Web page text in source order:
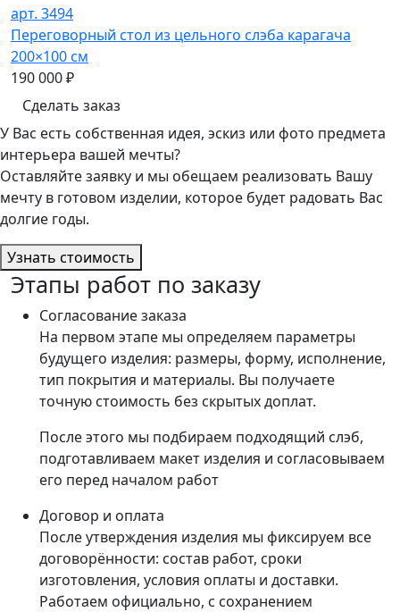
арт. 3494
Переговорный стол из цельного слэба карагача
200×100 см
190 000₽
Сделать заказ
У Вас есть собственная идея, эскиз или фото предмета
интерьера вашей мечты?
Оставляйте заявку и мы обещаем реализовать Вашу
мечту в готовом изделии, которое будет радовать Вас
долгие годы.
Узнать стоимость
Этапы работ по заказу
Согласование заказа
На первом этапе мы определяем параметры
будущего изделия: размеры, форму, исполнение,
тип покрытия и материалы. Вы получаете
точную стоимость без скрытых доплат.
После этого мы подбираем подходящий слэб,
подготавливаем макет изделия и согласовываем
его перед началом работ
Договор и оплата
После утверждения изделия мы фиксируем все
договорённости: состав работ, сроки
изготовления, условия оплаты и доставки.
Работаем официально, с сохранением